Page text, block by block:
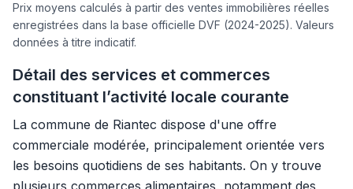
Prix moyens calculés à partir des ventes immobilières réelles
enregistrées dans la base officielle DVF (2024-2025). Valeurs
données à titre indicatif.
Détail des services et commerces
constituant l’activité locale courante
La commune de Riantec dispose d'une offre
commerciale modérée, principalement orientée vers
les besoins quotidiens de ses habitants. On y trouve
plusieurs commerces alimentaires, notamment des